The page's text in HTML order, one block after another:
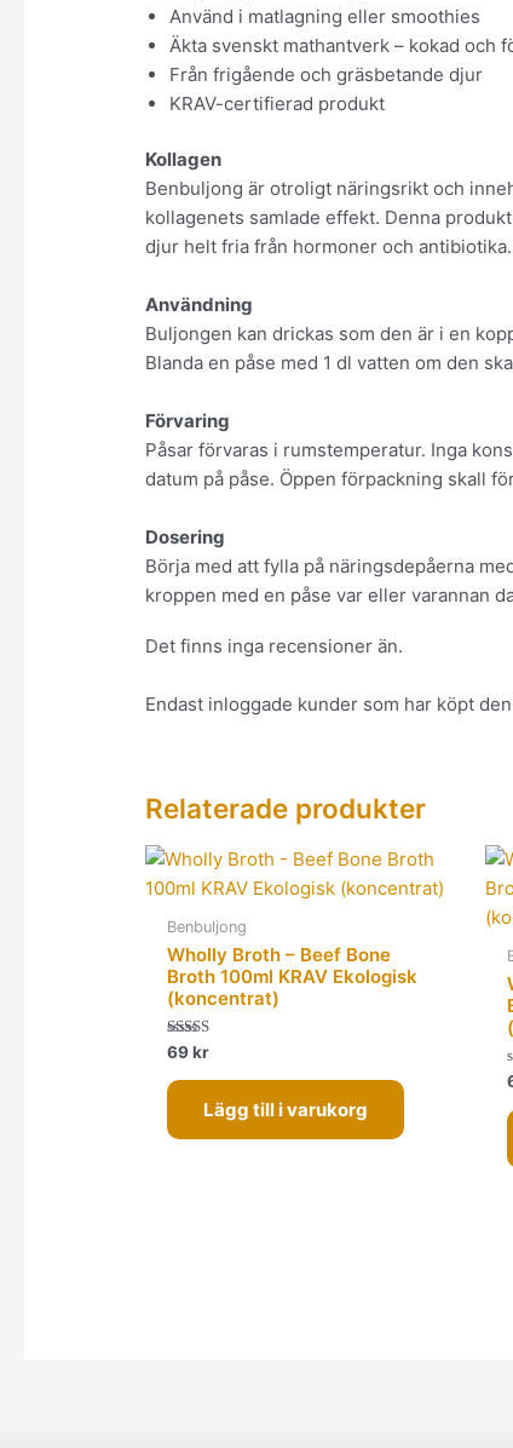
Använd i matlagning eller smoothies
Äkta svenskt mathantverk – kokad och
Från frigående och gräsbetande djur
KRAV-certifierad produkt
Kollagen
Benbuljong är otroligt näringsrikt och
kollagenets samlade effekt. Denna
djur helt fria från hormoner och antibiotika.
Användning
Buljongen kan drickas som den är i en
Blanda en påse med 1 dl vatten om den
Förvaring
Påsar förvaras i rumstemperatur. Inga
datum på påse. Öppen förpackning skall
Dosering
Börja med att fylla på näringsdepåerna
kroppen med en påse var eller varannan
Det finns inga recensioner än.
Endast inloggade kunder som har köpt
Relaterade produkter
Benbuljong
Wholly Broth – Beef Bone
Broth 100ml KRAV Ekologisk
(koncentrat)
Betygsatt
av 5
69kr
Lägg till i varukorg
5